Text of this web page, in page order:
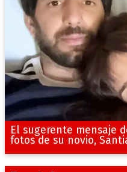
El sugerente mensaje
fotos de su novio,